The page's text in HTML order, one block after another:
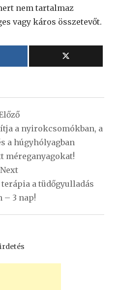
nem tartalmaz
vagy káros összetevőt.
a nyirokcsomókban, a
a húgyhólyagban
méreganyagokat!
Next
a tüdőgyulladás
– 3 nap!